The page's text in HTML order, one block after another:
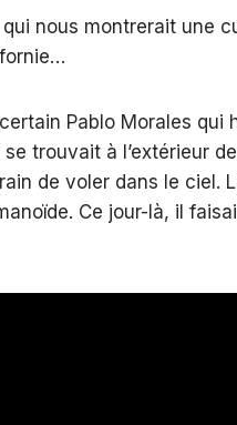
nous montrerait une
Pablo Morales qui
trouvait à l’extérieur
de voler dans le ciel.
Ce jour-là, il